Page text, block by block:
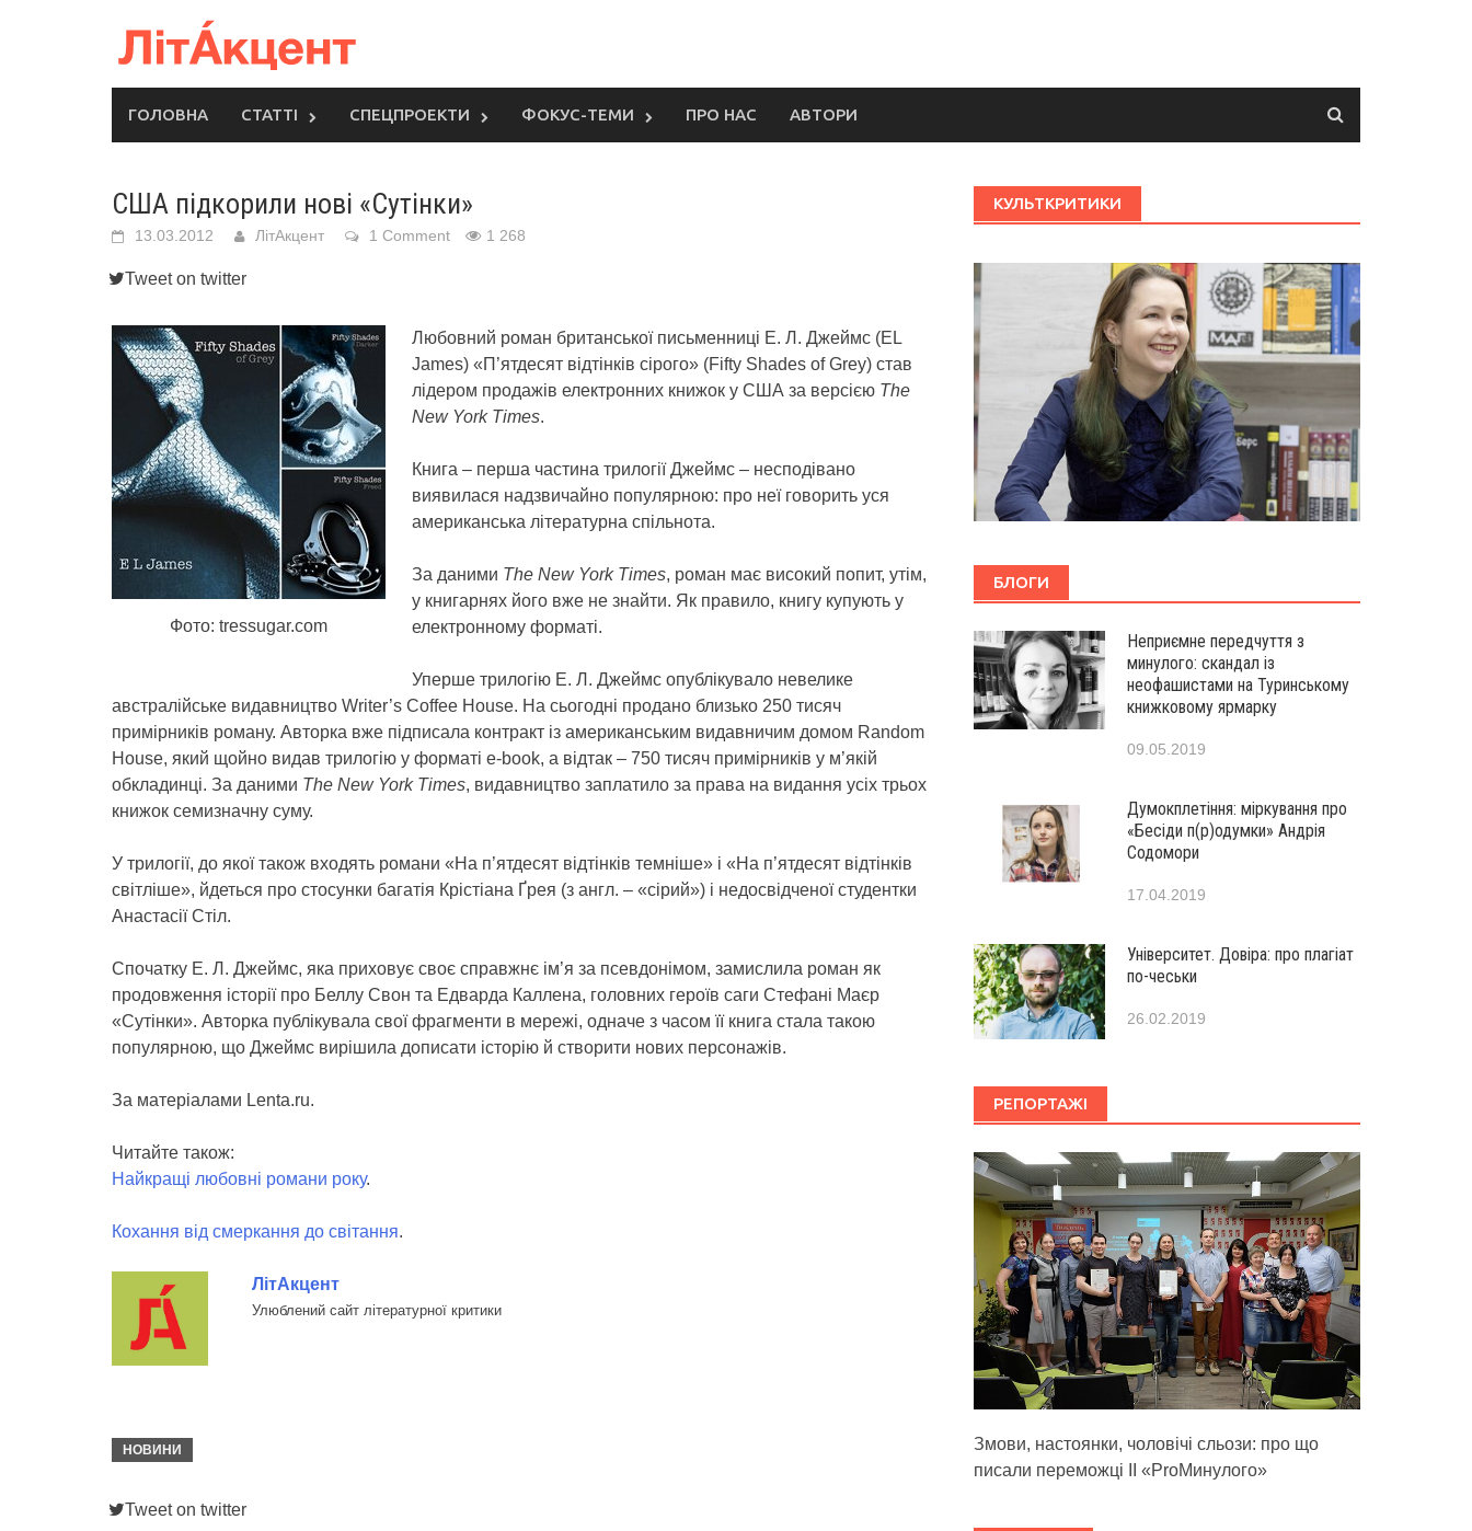
ГОЛОВНА СТАТТІ СПЕЦПРОЕКТИ ФОКУС-ТЕМИ ПРО НАС АВТОРИ
США підкорили нові «Сутінки»
13.03.2012 ЛітАкцент 1 Comment 1 268
Tweet on twitter
Фото: tressugar.com
Любовний роман британської письменниці Е. Л. Джеймс (EL
James) «П’ятдесят відтінків сірого» (Fifty Shades of Grey) став
лідером продажів електронних книжок у США за версією The
New York Times.
Книга – перша частина трилогії Джеймс – несподівано
виявилася надзвичайно популярною: про неї говорить уся
американська літературна спільнота.
За даними The New York Times, роман має високий попит, утім,
у книгарнях його вже не знайти. Як правило, книгу купують у
електронному форматі.
Уперше трилогію Е. Л. Джеймс опублікувало невелике
австралійське видавництво Writer’s Coffee House. На сьогодні продано близько 250 тисяч
примірників роману. Авторка вже підписала контракт із американським видавничим домом Random
House, який щойно видав трилогію у форматі e-book, а відтак – 750 тисяч примірників у м’якій
обкладинці. За даними The New York Times, видавництво заплатило за права на видання усіх трьох
книжок семизначну суму.
У трилогії, до якої також входять романи «На п’ятдесят відтінків темніше» і «На п’ятдесят відтінків
світліше», йдеться про стосунки багатія Крістіана Ґрея (з англ. – «сірий») і недосвідченої студентки
Анастасії Стіл.
Спочатку Е. Л. Джеймс, яка приховує своє справжнє ім’я за псевдонімом, замислила роман як
продовження історії про Беллу Свон та Едварда Каллена, головних героїв саги Стефані Маєр
«Сутінки». Авторка публікувала свої фрагменти в мережі, одначе з часом її книга стала такою
популярною, що Джеймс вирішила дописати історію й створити нових персонажів.
За матеріалами Lenta.ru.
Читайте також:
Найкращі любовні романи року.
Кохання від смеркання до світання.
ЛітАкцент
Улюблений сайт літературної критики
НОВИНИ
Tweet on twitter
КУЛЬТКРИТИКИ
БЛОГИ
Неприємне передчуття з
минулого: скандал із
неофашистами на Туринському
книжковому ярмарку
09.05.2019
Думокплетіння: міркування про
«Бесіди п(р)одумки» Андрія
Содомори
17.04.2019
Університет. Довіра: про плагіат
по-чеськи
26.02.2019
РЕПОРТАЖІ
Змови, настоянки, чоловічі сльози: про що
писали переможці ІІ «ProМинулого»